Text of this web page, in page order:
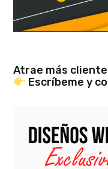
Atrae más
Escríbeme y